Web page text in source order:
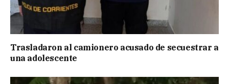
Trasladaron al camionero acusado de secuestrar a
una adolescente